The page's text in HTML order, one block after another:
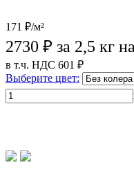
171 ₽/м²
2730 ₽ за 2,5 кг
в т.ч. НДС 601 ₽
Выберите цвет: